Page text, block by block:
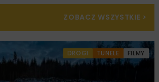
ZOBACZ WSZYSTKIE >
DROGI TUNELE FILMY